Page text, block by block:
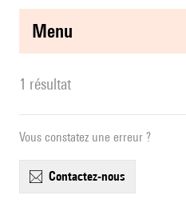
menu
1 résultat
Vous constatez une erreur ?
contactez-nous